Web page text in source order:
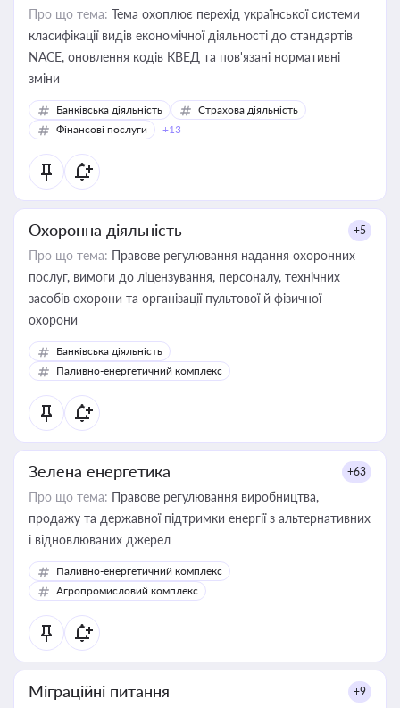
Про що тема: Тема охоплює перехід української системи
класифікації видів економічної діяльності до стандартів
NACE, оновлення кодів КВЕД та пов'язані нормативні
зміни
Банківська діяльність
Страхова діяльність
Фінансові послуги
+13
Охоронна діяльність +5
Про що тема: Правове регулювання надання охоронних
послуг, вимоги до ліцензування, персоналу, технічних
засобів охорони та організації пультової й фізичної
охорони
Банківська діяльність
Паливно-енергетичний комплекс
Зелена енергетика +63
Про що тема: Правове регулювання виробництва,
продажу та державної підтримки енергії з альтернативних
і відновлюваних джерел
Паливно-енергетичний комплекс
Агропромисловий комплекс
Міграційні питання +9